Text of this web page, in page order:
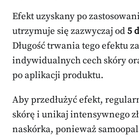
Efekt uzyskany po
utrzymuje się zazwyczaj od5
Długość trwania tego efektu
indywidualnych cech skóry
po aplikacji produktu.
Aby przedłużyć efekt,
skórę i unikaj intensywnego
naskórka, ponieważ